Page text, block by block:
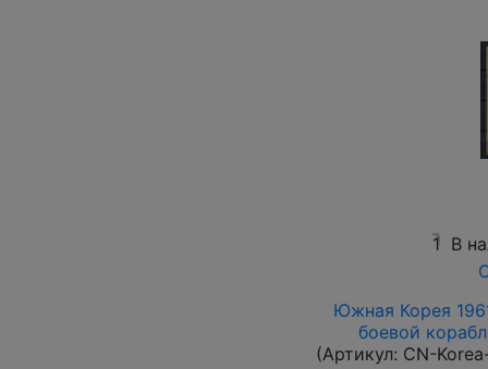
1 В
Южная Корея
боевой
(Артикул: CN-